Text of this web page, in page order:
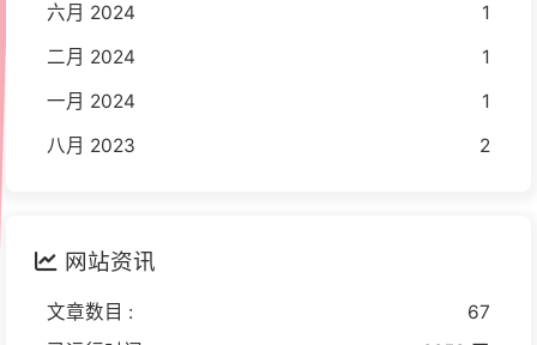
六月 2024
1
二月 2024
1
一月 2024
1
八月 2023
2
网站资讯
文章数目 :
67